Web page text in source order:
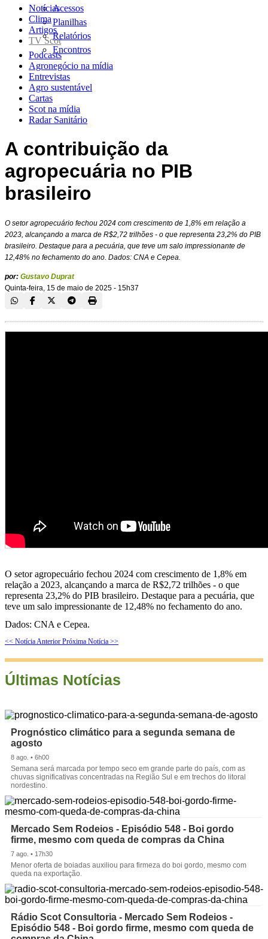
Acessos
Planilhas
Relatórios
Encontros
Notícias
Clima
Artigos
TV Scot
Podcasts
Agronegócio na mídia
Entrevistas
Agro sustentável
Cartas
Scot na mídia
Radar Sanitário
A contribuição da
agropecuária no PIB
brasileiro
O setor agropecuário fechou 2024 com crescimento de 1,8% em relação a
2023, alcançando a marca de R$2,72 trilhões - o que representa 23,2% do PIB
brasileiro. Destaque para a pecuária, que teve um salo impressionante de
12,48% no fechamento do ano. Dados: CNA e Cepea.
por: Gustavo Duprat
Quinta-feira, 15 de maio de 2025 - 15h37
O setor agropecuário fechou 2024 com crescimento de 1,8% em
relação a 2023, alcançando a marca de R$2,72 trilhões - o que
representa 23,2% do PIB brasileiro. Destaque para a pecuária, que
teve um salo impressionante de 12,48% no fechamento do ano.
Dados: CNA e Cepea.
<< Notícia Anterior Próxima Notícia >>
Últimas Notícias
Prognóstico climático para a segunda semana de
agosto
8 ago. • 6h00
Semana será marcada por tempo seco em grande parte do país, com as
chuvas significativas concentradas na Região Sul e em trechos do litoral
nordestino.
Mercado Sem Rodeios - Episódio 548 - Boi gordo
firme, mesmo com queda de compras da China
7 ago. • 17h30
Menor oferta de boiadas auxiliou para firmeza do boi gordo, mesmo com
queda na exportação.
Rádio Scot Consultoria - Mercado Sem Rodeios -
Episódio 548 - Boi gordo firme, mesmo com queda de